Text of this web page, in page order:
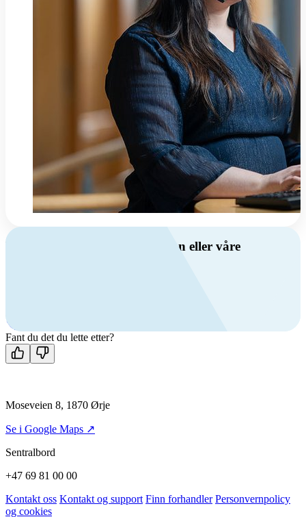
Har du spørsmål om ventilasjon eller våre
Kontakt oss
Fant du det du lette etter?
Moseveien 8, 1870 Ørje
Se i Google Maps ↗
Sentralbord
+47 69 81 00 00
Kontakt oss Kontakt og support Finn forhandler Personvernpolicy
og cookies